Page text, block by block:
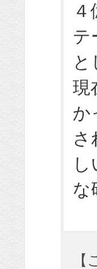
テ
現
か
さ
な